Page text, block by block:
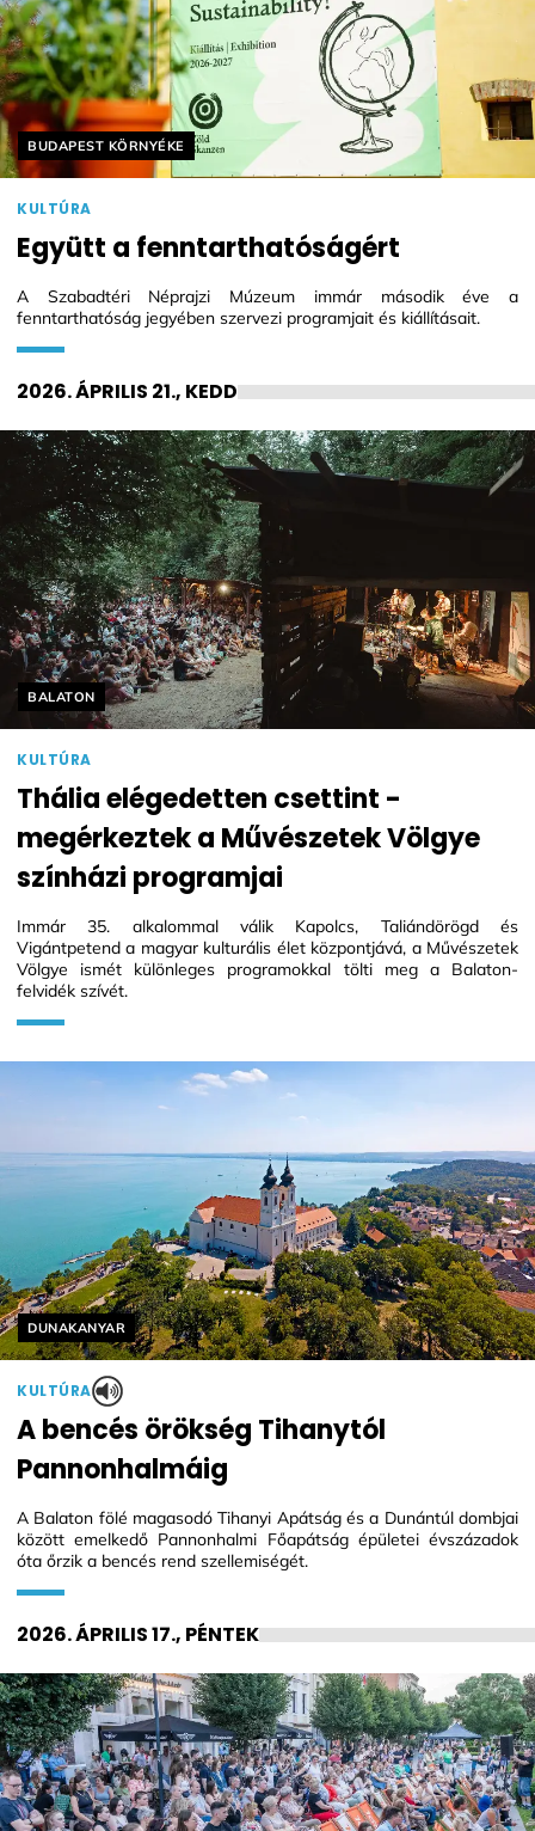
Helyszín címkék:
BUDAPEST KÖRNYÉKE
KULTÚRA
Együtt a fenntarthatóságért
A Szabadtéri Néprajzi Múzeum immár második éve a
fenntarthatóság jegyében szervezi programjait és kiállításait.
2026. ÁPRILIS 21., KEDD
Helyszín címkék:
BALATON
KULTÚRA
Thália elégedetten csettint -
megérkeztek a Művészetek Völgye
színházi programjai
Immár 35. alkalommal válik Kapolcs, Taliándörögd és
Vigántpetend a magyar kulturális élet központjává, a Művészetek
Völgye ismét különleges programokkal tölti meg a Balaton-
felvidék szívét.
Helyszín címkék:
DUNAKANYAR
KULTÚRA
A bencés örökség Tihanytól
Pannonhalmáig
A Balaton fölé magasodó Tihanyi Apátság és a Dunántúl dombjai
között emelkedő Pannonhalmi Főapátság épületei évszázadok
óta őrzik a bencés rend szellemiségét.
2026. ÁPRILIS 17., PÉNTEK